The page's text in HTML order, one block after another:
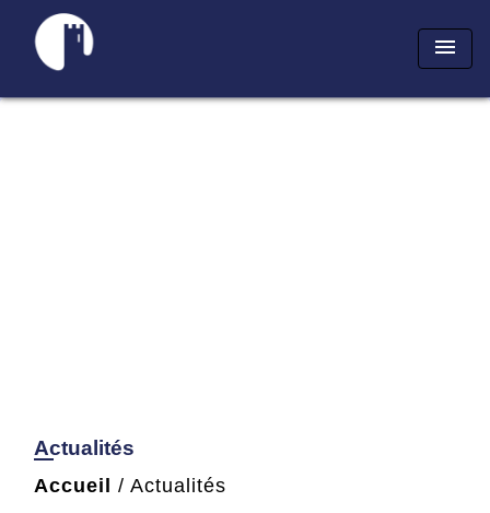
menu
Actualités
Accueil / Actualités